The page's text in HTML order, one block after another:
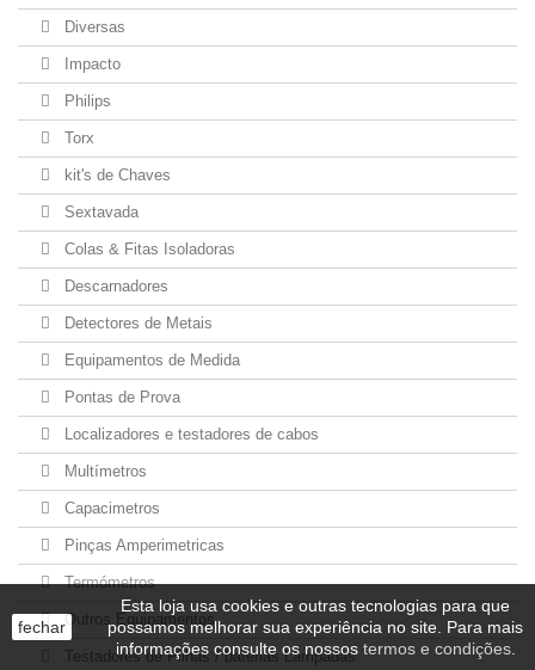
Diversas
Impacto
Philips
Torx
kit's de Chaves
Sextavada
Colas & Fitas Isoladoras
Descarnadores
Detectores de Metais
Equipamentos de Medida
Pontas de Prova
Localizadores e testadores de cabos
Multímetros
Capacimetros
Pinças Amperimetricas
Termómetros
Outros Equipamentos
Testadores de Pilhas / baterias Lâmpadas
fechar
Esta loja usa cookies e outras tecnologias para que
possamos melhorar sua experiência no site. Para mais
informações consulte os nossos termos e condições.